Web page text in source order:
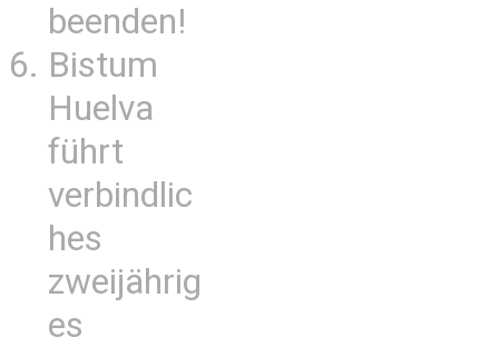
beenden!
Bistum
Huelva
führt
verbindlic
hes
zweijährig
es